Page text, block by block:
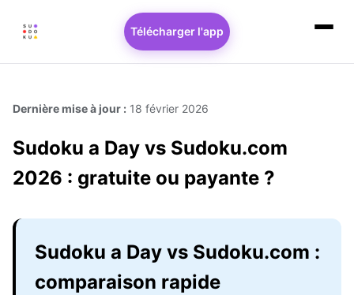
Télécharger l'app
Dernière mise à jour : 18 février 2026
Sudoku a Day vs Sudoku.com
2026 : gratuite ou payante ?
Sudoku a Day vs Sudoku.com :
comparaison rapide